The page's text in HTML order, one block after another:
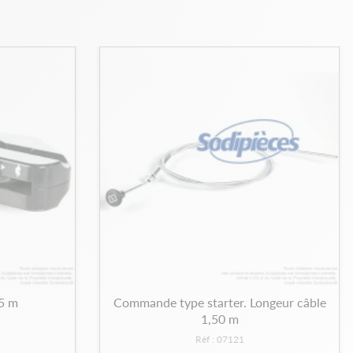
m
Commande type starter. Longeur câble
1,50 m
Réf : 07121